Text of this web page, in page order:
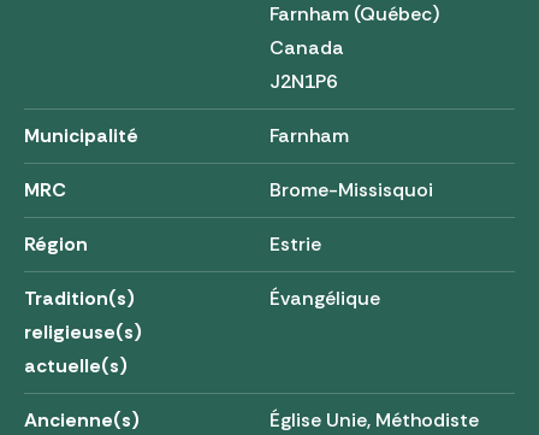
Farnham (Québec)
Canada
J2N1P6
Municipalité Farnham
MRC Brome-Missisquoi
Région Estrie
Tradition(s)
religieuse(s)
actuelle(s)
Évangélique
Ancienne(s)
Église Unie, Méthodiste